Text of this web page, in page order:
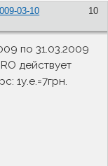
10
03-10
по 31.03.2009
действует
1у.е.=7грн.